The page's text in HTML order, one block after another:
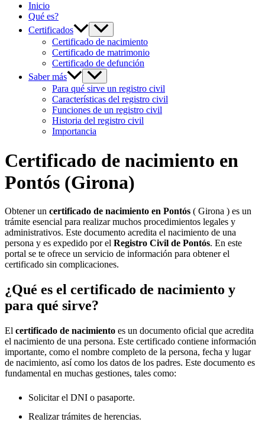
Inicio
Qué es?
Certificados
Certificado de nacimiento
Certificado de matrimonio
Certificado de defunción
Saber más
Para qué sirve un registro civil
Características del registro civil
Funciones de un registro civil
Historia del registro civil
Importancia
Certificado de nacimiento en
Pontós (Girona)
Obtener un certificado de nacimiento en Pontós ( Girona ) es un
trámite esencial para realizar muchos procedimientos legales y
administrativos. Este documento acredita el nacimiento de una
persona y es expedido por el Registro Civil de Pontós. En este
portal se te ofrece un servicio de información para obtener el
certificado sin complicaciones.
¿Qué es el certificado de nacimiento y
para qué sirve?
El certificado de nacimiento es un documento oficial que acredita
el nacimiento de una persona. Este certificado contiene información
importante, como el nombre completo de la persona, fecha y lugar
de nacimiento, así como los datos de los padres. Este documento es
fundamental en muchas gestiones, tales como:
Solicitar el DNI o pasaporte.
Realizar trámites de herencias.